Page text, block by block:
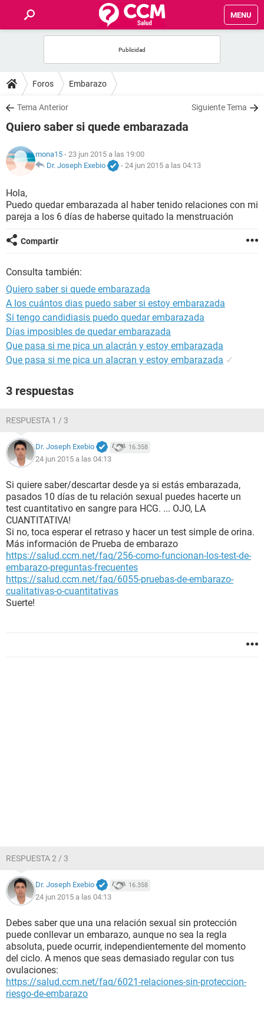
MENU
FOROS
SALUD
FAMILIA
NUTRICIÓN
BIENESTAR
Foros Embarazo
Tema Anterior Siguiente Tema
Quiero saber si quede embarazada
mona15 - 23 jun 2015 a las 19:00
Dr. Joseph Exebio
- 24 jun 2015 a las 04:13
Hola,
Puedo quedar embarazada al haber tenido relaciones con mi
pareja a los 6 días de haberse quitado la menstruación
Compartir
Consulta también:
Quiero saber si quede embarazada
A los cuántos dias puedo saber si estoy embarazada
Si tengo candidiasis puedo quedar embarazada
Días imposibles de quedar embarazada
Que pasa si me pica un alacrán y estoy embarazada
Que pasa si me pica un alacran y estoy embarazada ✓
3 respuestas
RESPUESTA 1 / 3
Dr. Joseph Exebio 16.358
24 jun 2015 a las 04:13
Si quiere saber/descartar desde ya si estás embarazada,
pasados 10 días de tu relación sexual puedes hacerte un
test cuantitativo en sangre para HCG. ... OJO, LA
CUANTITATIVA!
Si no, toca esperar el retraso y hacer un test simple de orina.
Más información de Prueba de embarazo
https://salud.ccm.net/faq/256-como-funcionan-los-test-de-
embarazo-preguntas-frecuentes
https://salud.ccm.net/faq/6055-pruebas-de-embarazo-
cualitativas-o-cuantitativas
Suerte!
RESPUESTA 2 / 3
Dr. Joseph Exebio 16.358
24 jun 2015 a las 04:13
Debes saber que una una relación sexual sin protección
puede conllevar un embarazo, aunque no sea la regla
absoluta, puede ocurrir, independientemente del momento
del ciclo. A menos que seas demasiado regular con tus
ovulaciones:
https://salud.ccm.net/faq/6021-relaciones-sin-proteccion-
riesgo-de-embarazo